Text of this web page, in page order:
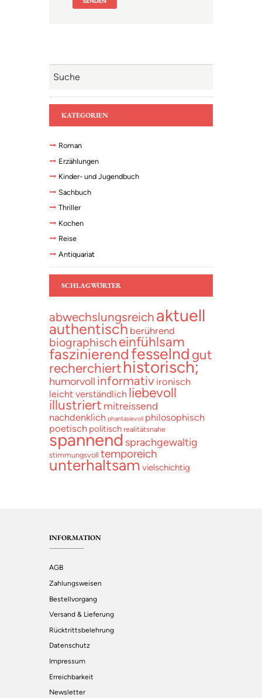
KATEGORIEN
Roman
Erzählungen
Kinder- und Jugendbuch
Sachbuch
Thriller
Kochen
Reise
Antiquariat
SCHLAGWÖRTER
abwechslungsreich aktuell
authentisch berührend
biographisch einfühlsam
faszinierendfesselnd gut
recherchierthistorisch;
humorvoll informativ ironisch
leicht verständlich liebevoll
illustriert mitreissend
nachdenklich phantasievoll philosophisch
poetisch politisch realitätsnahe
spannend sprachgewaltig
stimmungsvoll temporeich
unterhaltsam vielschichtig
INFORMATION
AGB
Zahlungsweisen
Bestellvorgang
Versand & Lieferung
Rücktrittsbelehrung
Datenschutz
Impressum
Erreichbarkeit
Newsletter